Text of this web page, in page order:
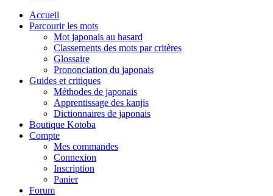
Accueil
Parcourir les mots
Mot japonais au hasard
Classements des mots par critères
Glossaire
Prononciation du japonais
Guides et critiques
Méthodes de japonais
Apprentissage des kanjis
Dictionnaires de japonais
Boutique Kotoba
Compte
Mes commandes
Connexion
Inscription
Panier
Forum